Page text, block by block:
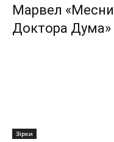
Марвел
Доктора Дума»
Зірки